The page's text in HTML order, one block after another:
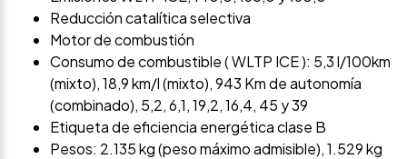
Reducción catalítica selectiva
Motor de combustión
Consumo de combustible ( WLTP ICE ): 5,3 l/100km
(mixto), 18,9 km/l (mixto), 943 Km de autonomía
(combinado), 5,2, 6,1, 19,2, 16,4, 45 y 39
Etiqueta de eficiencia energética clase B
Pesos: 2.135 kg (peso máximo admisible), 1.529 kg